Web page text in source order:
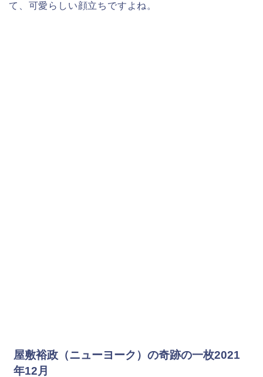
て、可愛らしい顔立ちですよね。
屋敷裕政（ニューヨーク）の奇跡の一枚2021
年12月